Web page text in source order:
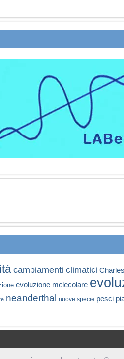
cambiamenti climatici
evoluzione molecolare
neanderthal nuove specie pesci